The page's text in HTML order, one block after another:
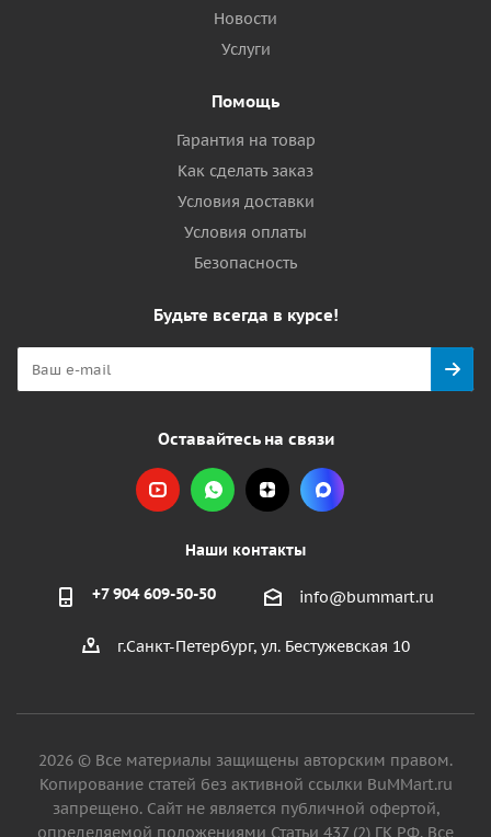
Новости
Услуги
Помощь
Гарантия на товар
Как сделать заказ
Условия доставки
Условия оплаты
Безопасность
Будьте всегда в курсе!
Оставайтесь на связи
Наши контакты
+7 904 609-50-50 info@bummart.ru
г.Санкт-Петербург, ул. Бестужевская 10
2026 © Все материалы защищены авторским правом.
Копирование статей без активной ссылки BuMMart.ru
запрещено. Сайт не является публичной офертой,
определяемой положениями Статьи 437 (2) ГК РФ. Все